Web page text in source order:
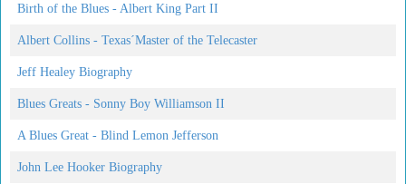
Birth of the Blues - Albert King Part II
Albert Collins - Texas´Master of the Telecaster
Jeff Healey Biography
Blues Greats - Sonny Boy Williamson II
A Blues Great - Blind Lemon Jefferson
John Lee Hooker Biography